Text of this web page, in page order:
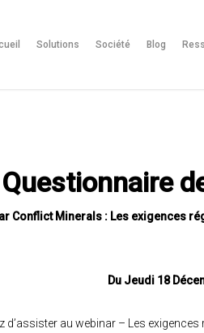
Solutions Société Blog
Questionnaire
Conflict Minerals : Les exigences
Du Jeudi 18
d’assister au webinar – Les